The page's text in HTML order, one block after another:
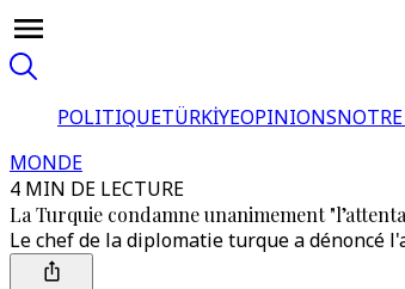
POLITIQUETÜRKİYEOPINIONS
MONDE
4 MIN DE LECTURE
La Turquie condamne unanimement
Le chef de la diplomatie turque a dénoncé